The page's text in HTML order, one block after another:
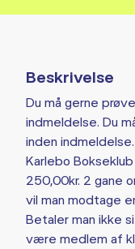
Beskrivelse
Du må gerne
indmeldelse. Du
inden
Karlebo
250,00kr. 2 gane
vil man modtage
Betaler man ikke
være medlem af